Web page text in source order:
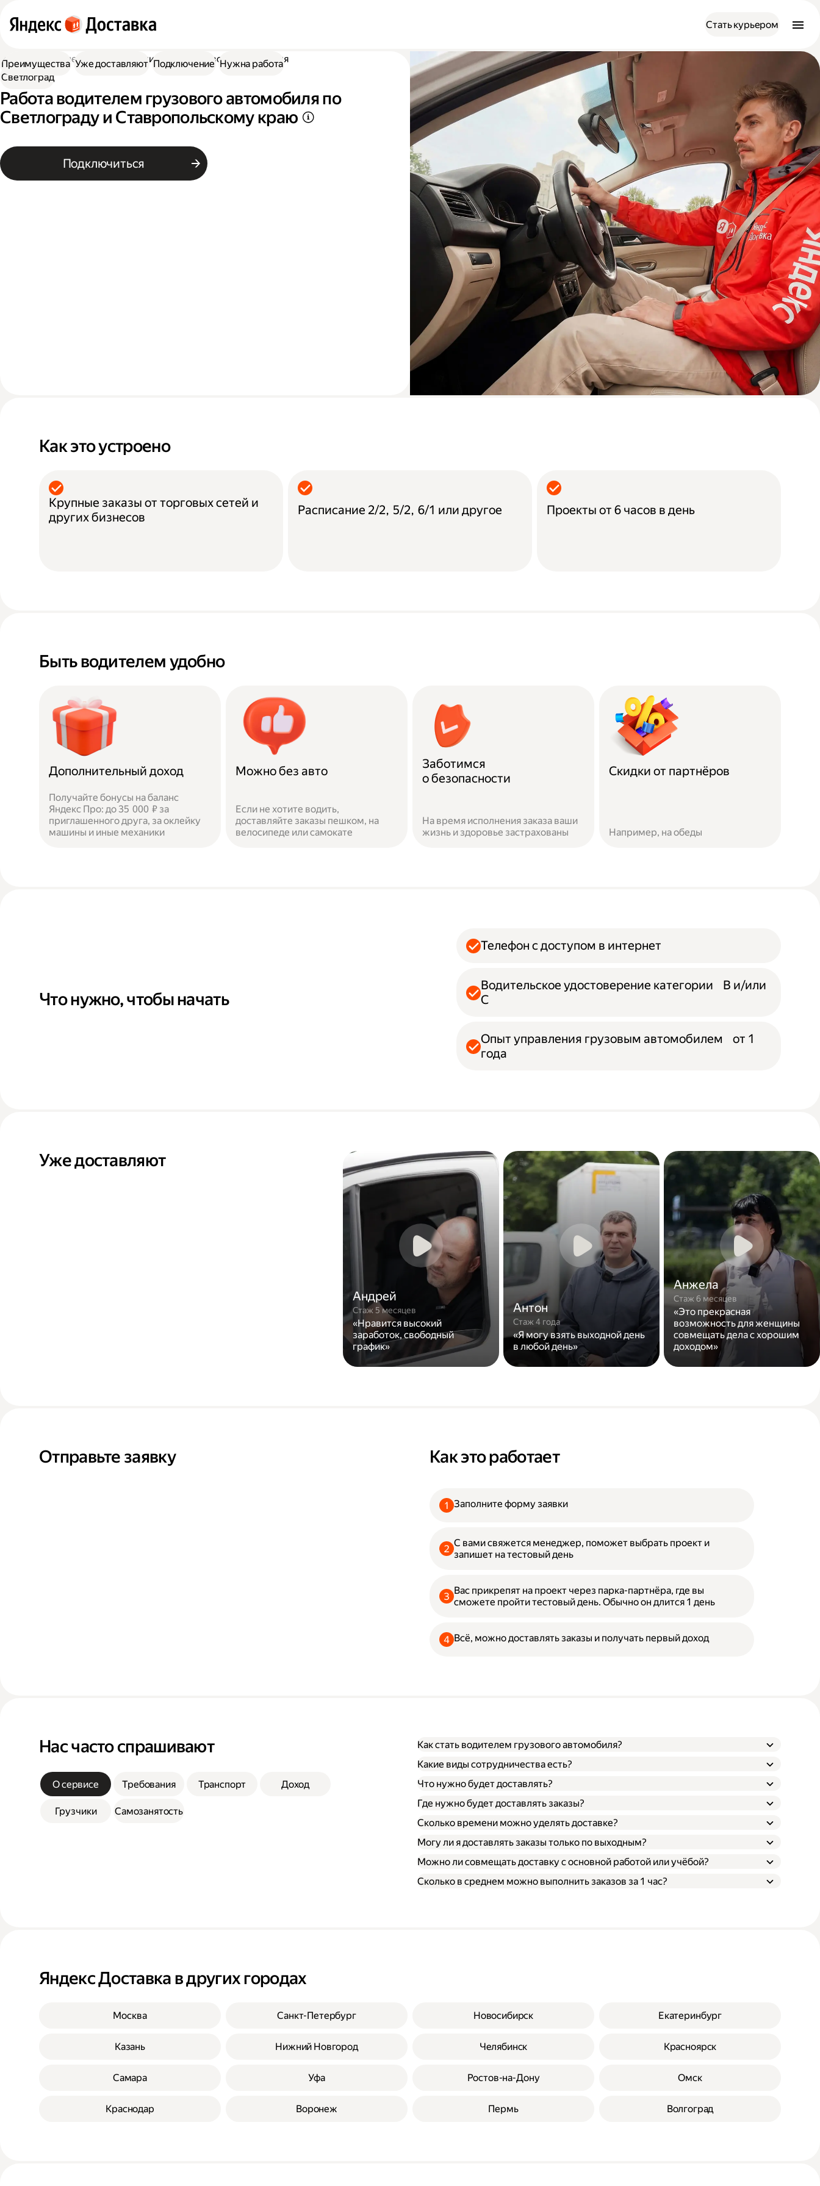
Стать курьером
Работа водителем
Работа водителем грузового автомобиля
Светлоград
Работа водителем грузового автомобиля по
Светлограду и Ставропольскому краю
Подключиться
Преимущества Уже доставляют Подключение Нужна работа
Как это устроено
Крупные заказы от торговых сетей и
других бизнесов
Расписание 2/2, 5/2, 6/1 или другое Проекты от 6 часов в день
Быть водителем удобно
Дополнительный доход
Получайте бонусы на баланс
Яндекс Про: до 35 000 ₽ за
приглашенного друга, за оклейку
машины и иные механики
Можно без авто
Если не хотите водить,
доставляйте заказы пешком, на
велосипеде или самокате
Заботимся
о безопасности
На время исполнения заказа ваши
жизнь и здоровье застрахованы
Скидки от партнёров
Например, на обеды
Что нужно, чтобы начать
Телефон с доступом в интернет
Водительское удостоверение категории B и/или
С
Опыт управления грузовым автомобилем от 1
года
Уже доставляют
Андрей
Стаж 5 месяцев
«Нравится высокий
заработок, свободный
график»
Антон
Стаж 4 года
«Я могу взять выходной день
в любой день»
Анжела
Стаж 6 месяцев
«Это прекрасная
возможность для женщины
совмещать дела с хорошим
доходом»
Отправьте заявку Как это работает
Заполните форму заявки
С вами свяжется менеджер, поможет выбрать проект и
запишет на тестовый день
Вас прикрепят на проект через парка-партнёра, где вы
сможете пройти тестовый день. Обычно он длится 1 день
Всё, можно доставлять заказы и получать первый доход
Нас часто спрашивают
О сервисе Требования Транспорт Доход
Грузчики Самозанятость
Как стать водителем грузового автомобиля?
Какие виды сотрудничества есть?
Через парк;
Через парк как самозанятый;
Как самозанятый;
Что нужно будет доставлять?
Где нужно будет доставлять заказы?
Сколько времени можно уделять доставке?
Могу ли я доставлять заказы только по выходным?
Можно ли совмещать доставку с основной работой или учёбой?
Сколько в среднем можно выполнить заказов за 1 час?
Яндекс Доставка в других городах
Москва Санкт-Петербург Новосибирск Екатеринбург
Казань Нижний Новгород Челябинск Красноярск
Самара Уфа Ростов-на-Дону Омск
Краснодар Воронеж Пермь Волгоград